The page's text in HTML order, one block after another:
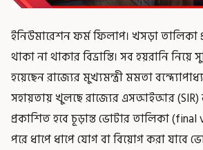
ইনিউমারেশন ফর্ম ফিলাপ। খসড়া তালিকা
থাকা না থাকার বিভ্রান্তি। সব হয়রানি নিয়ে
হয়েছেন রাজ্যের মুখ্যমন্ত্রী মমতা
সহায়তায় খুলছে রাজ্যের এসআইআর (SIR)
প্রকাশিত হবে চূড়ান্ত ভোটার তালিকা (final
পরে ধাপে ধাপে যোগ বা বিয়োগ করা যাবে